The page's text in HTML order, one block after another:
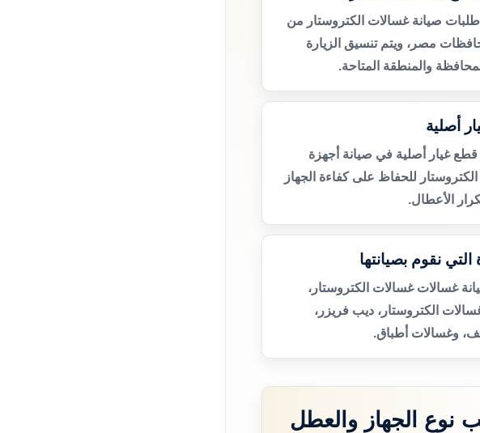
صيانة غسالات الكتروستار من
مصر، ويتم تنسيق الزيارة
والمنطقة المتاحة.
أصلية
غيار أصلية في صيانة أجهزة
للحفاظ على كفاءة الجهاز
الأعطال.
التي نقوم بصيانتها
غسالات غسالات الكتروستار،
الكتروستار، ديب فريزر،
وغسالات أطباق.
نوع الجهاز والعطل